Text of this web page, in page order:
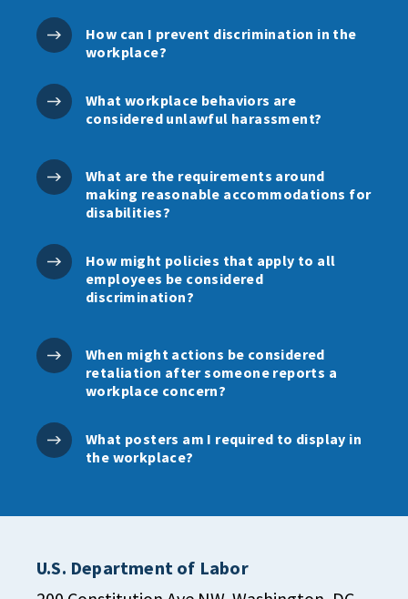
How can I prevent discrimination in the
workplace?
What workplace behaviors are
considered unlawful harassment?
What are the requirements around
making reasonable accommodations for
disabilities?
How might policies that apply to all
employees be considered
discrimination?
When might actions be considered
retaliation after someone reports a
workplace concern?
What posters am I required to display in
the workplace?
U.S. Department of Labor